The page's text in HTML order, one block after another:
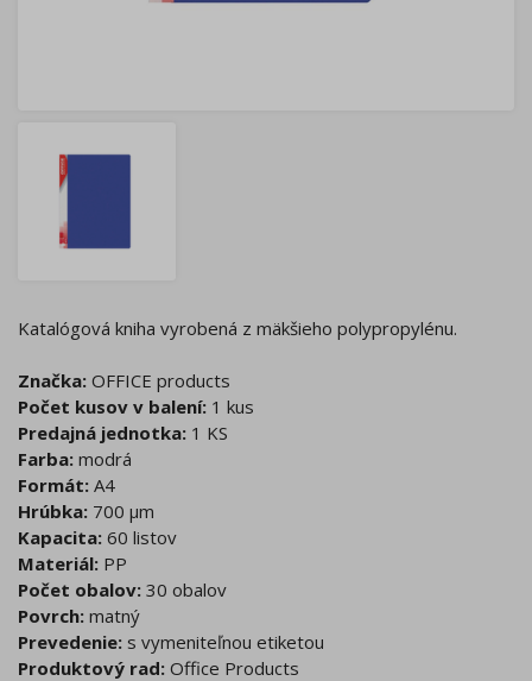
Katalógová kniha vyrobená z mäkšieho polypropylénu.
Značka: OFFICE products
Počet kusov v balení: 1 kus
Predajná jednotka: 1 KS
Farba: modrá
Formát: A4
Hrúbka: 700 μm
Kapacita: 60 listov
Materiál: PP
Počet obalov: 30 obalov
Povrch: matný
Prevedenie: s vymeniteľnou etiketou
Produktový rad: Office Products